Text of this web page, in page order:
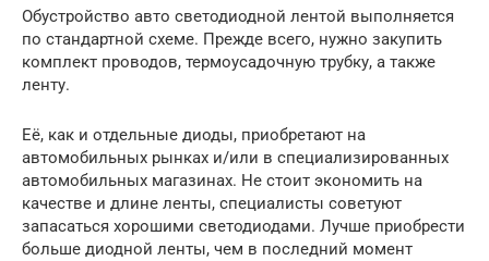
Обустройство авто светодиодной лентой выполняется
по стандартной схеме. Прежде всего, нужно закупить
комплект проводов, термоусадочную трубку, а также
ленту.
Её, как и отдельные диоды, приобретают на
автомобильных рынках и/или в специализированных
автомобильных магазинах. Не стоит экономить на
качестве и длине ленты, специалисты советуют
запасаться хорошими светодиодами. Лучше приобрести
больше диодной ленты, чем в последний момент